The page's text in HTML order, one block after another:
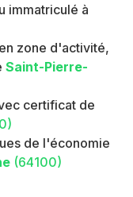
immatriculé à
zone d'activité,
Saint-Pierre-
certificat de
de l'économie
(64100)